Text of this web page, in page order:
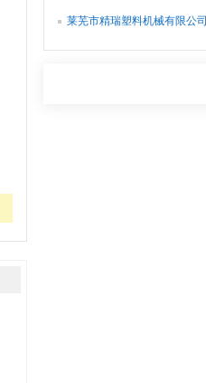
莱芜市精瑞塑料机械有限公司